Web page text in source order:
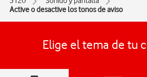
Active o desactive los tonos de aviso
Elige el tema de tu